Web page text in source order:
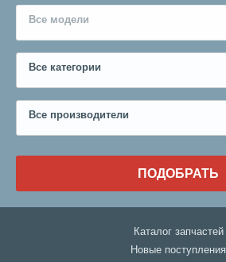
Все модели
Все категории
Все производители
ПОДОБРАТЬ
Каталог запчастей
Новые поступления